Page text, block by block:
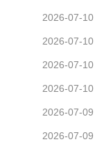
2026-07-10
2026-07-10
2026-07-10
2026-07-10
2026-07-09
2026-07-09